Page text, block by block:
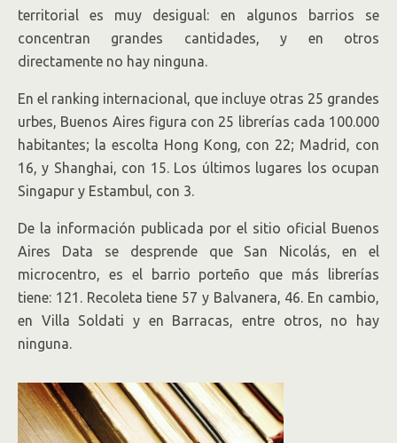
territorial es muy desigual: en algunos barrios se
concentran grandes cantidades, y en otros
directamente no hay ninguna.
En el ranking internacional, que incluye otras 25 grandes
urbes, Buenos Aires figura con 25 librerías cada 100.000
habitantes; la escolta Hong Kong, con 22; Madrid, con
16, y Shanghai, con 15. Los últimos lugares los ocupan
Singapur y Estambul, con 3.
De la información publicada por el sitio oficial Buenos
Aires Data se desprende que San Nicolás, en el
microcentro, es el barrio porteño que más librerías
tiene: 121. Recoleta tiene 57 y Balvanera, 46. En cambio,
en Villa Soldati y en Barracas, entre otros, no hay
ninguna.